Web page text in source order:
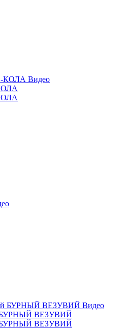
Видео
Видео
БУРНЫЙ ВЕЗУВИЙ
БУРНЫЙ ВЕЗУВИЙ